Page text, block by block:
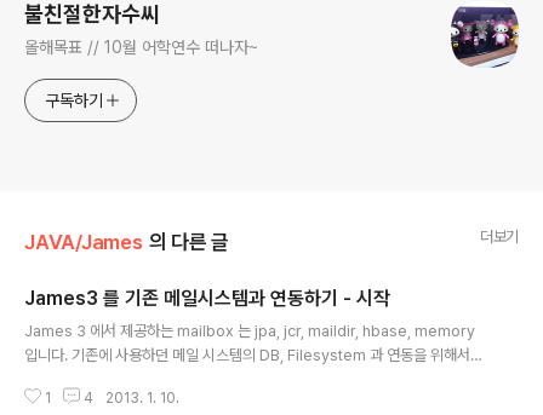
불친절한자수씨
올해목표 // 10월 어학연수 떠나자~
구독하기
JAVA/James 의 다른 글 더보기
James3 를 기존 메일시스템과 연동하기 - 시작
James 3 에서 제공하는 mailbox 는 jpa, jcr, maildir, hbase, memory
입니다. 기존에 사용하던 메일 시스템의 DB, Filesystem 과 연동을 위해서는
n.factorypostprocessor.MailboxConfigurationBeanFactoryPostP
1 4 2013. 1. 10.